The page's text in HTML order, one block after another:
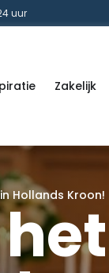
uur
Zakelijk
Hollands Kroon!